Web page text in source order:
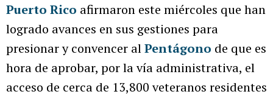
Puerto Rico afirmaron este miércoles que han
logrado avances en sus gestiones para
presionar y convencer alPentágono de que es
hora de aprobar, por la vía administrativa, el
acceso de cerca de 13,800 veteranos residentes